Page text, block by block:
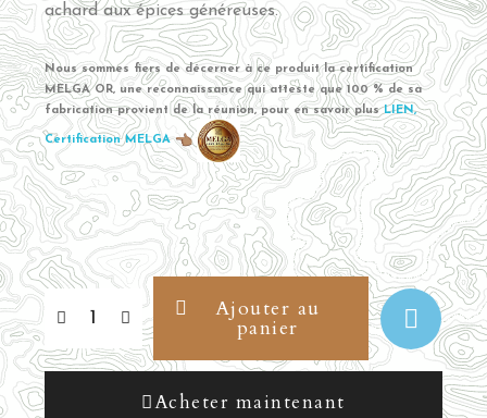
achard aux épices généreuses.
Nous sommes fiers de décerner à ce produit la certification
MELGA OR, une reconnaissance qui atteste que 100 % de sa
fabrication provient de la réunion, pour en savoir plusLIEN,
Certification MELGA
Ajouter au
panier
Acheter maintenant